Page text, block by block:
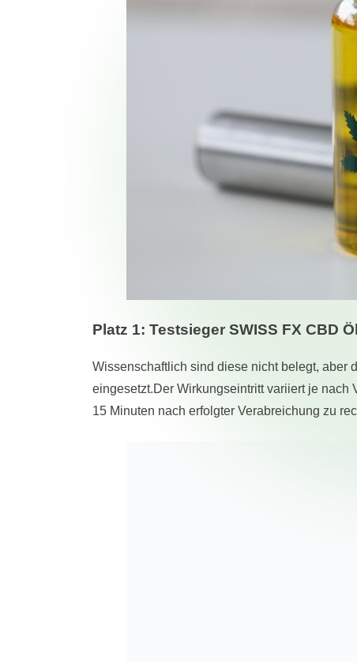
Platz 1: Testsieger SWISS FX CBD
Wissenschaftlich sind diese nicht belegt, aber
eingesetzt.Der Wirkungseintritt variiert je
15 Minuten nach erfolgter Verabreichung zu